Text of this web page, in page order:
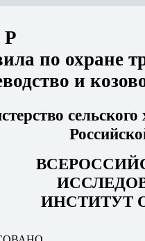
по охране
и
сельского
ИНСТИТУТ